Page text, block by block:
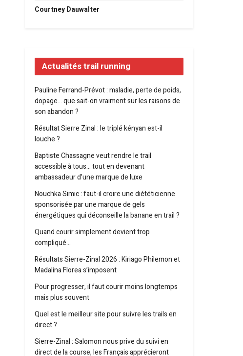
Courtney Dauwalter
Actualités trail running
Pauline Ferrand-Prévot : maladie, perte de poids,
dopage… que sait-on vraiment sur les raisons de
son abandon ?
Résultat Sierre Zinal : le triplé kényan est-il
louche ?
Baptiste Chassagne veut rendre le trail
accessible à tous… tout en devenant
ambassadeur d’une marque de luxe
Nouchka Simic : faut-il croire une diététicienne
sponsorisée par une marque de gels
énergétiques qui déconseille la banane en trail ?
Quand courir simplement devient trop
compliqué…
Résultats Sierre-Zinal 2026 : Kiriago Philemon et
Madalina Florea s’imposent
Pour progresser, il faut courir moins longtemps
mais plus souvent
Quel est le meilleur site pour suivre les trails en
direct ?
Sierre-Zinal : Salomon nous prive du suivi en
direct de la course, les Français apprécieront